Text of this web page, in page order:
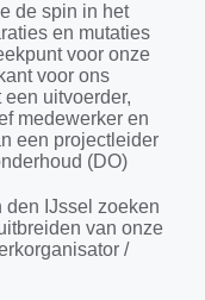
de spin in het
en mutaties
voor onze
voor ons
uitvoerder,
medewerker en
een projectleider
(DO)
IJssel zoeken
van onze
/